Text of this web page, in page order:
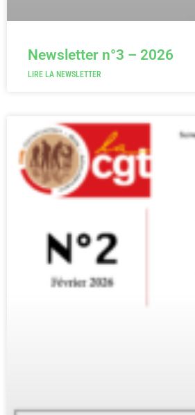
Newsletter n°3 – 2026
LIRE LA NEWSLETTER